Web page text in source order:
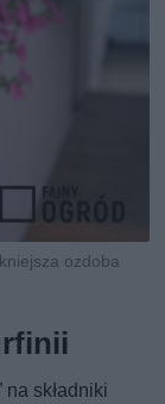
ozdoba
na składniki